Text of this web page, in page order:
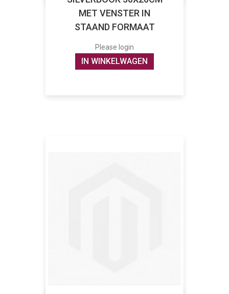
MET VENSTER IN
STAAND FORMAAT
Please login
IN WINKELWAGEN